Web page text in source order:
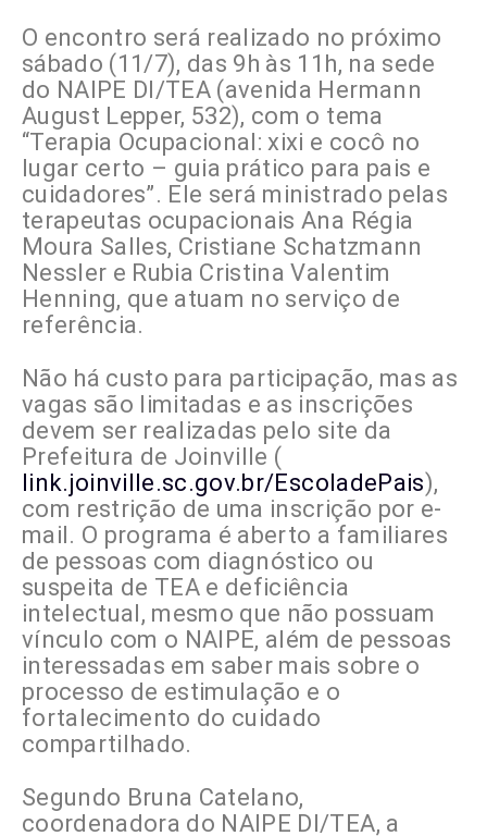
O encontro será realizado no próximo
sábado (11/7), das 9h às 11h, na sede
do NAIPE DI/TEA (avenida Hermann
August Lepper, 532), com o tema
“Terapia Ocupacional: xixi e cocô no
lugar certo – guia prático para pais e
cuidadores”. Ele será ministrado pelas
terapeutas ocupacionais Ana Régia
Moura Salles, Cristiane Schatzmann
Nessler e Rubia Cristina Valentim
Henning, que atuam no serviço de
referência.
Não há custo para participação, mas as
vagas são limitadas e as inscrições
devem ser realizadas pelo site da
Prefeitura de Joinville (
link.joinville.sc.gov.br/EscoladePais),
com restrição de uma inscrição por e-
mail. O programa é aberto a familiares
de pessoas com diagnóstico ou
suspeita de TEA e deficiência
intelectual, mesmo que não possuam
vínculo com o NAIPE, além de pessoas
interessadas em saber mais sobre o
processo de estimulação e o
fortalecimento do cuidado
compartilhado.
Segundo Bruna Catelano,
coordenadora do NAIPE DI/TEA, a